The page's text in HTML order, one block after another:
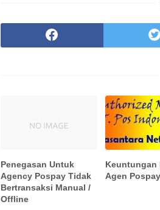
Penegasan Untuk
Agency Pospay Tidak
Bertransaksi Manual /
Offline
Keuntungan
Agen Pospay